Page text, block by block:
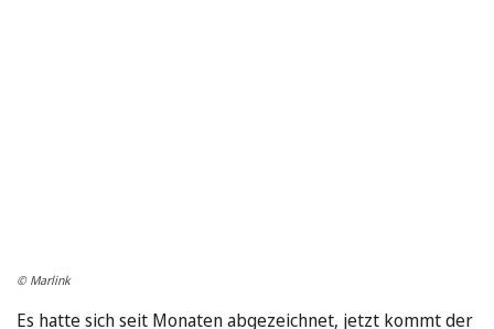
© Marlink
Es hatte sich seit Monaten abgezeichnet, jetzt kommt der